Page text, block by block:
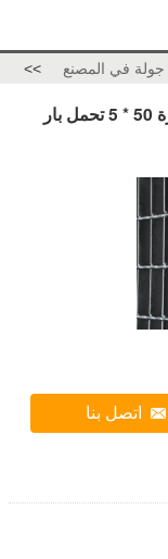
جولة في المصنع >>
اتصل بنا